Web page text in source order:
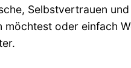
Selbstvertrauen
oder einfach